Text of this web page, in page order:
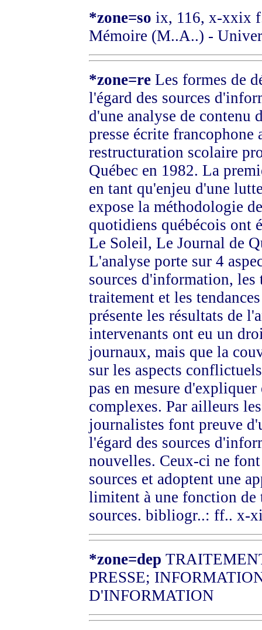
*zone=so ix, 116, x-xxix
Mémoire (M..A..) -
*zone=re Les formes de
l'égard des sources
d'une analyse de contenu
presse écrite
restructuration scolaire
Québec en 1982. La
en tant qu'enjeu d'une
expose la méthodologie
quotidiens québécois ont
Le Soleil, Le Journal de
L'analyse porte sur 4
sources d'information, les
traitement et les
présente les résultats de
intervenants ont eu un
journaux, mais que la
sur les aspects
pas en mesure
complexes. Par ailleurs
journalistes font preuve
l'égard des sources
nouvelles. Ceux-ci ne
sources et adoptent une
limitent à une fonction de
sources. bibliogr..: ff.. x-
*zone=dep
PRESSE;
D'INFORMATION